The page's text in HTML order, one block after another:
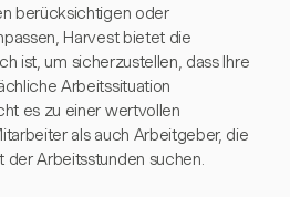
berücksichtigen oder
Harvest bietet die
ist, um sicherzustellen, dass Ihre
Arbeitssituation
es zu einer wertvollen
als auch Arbeitgeber, die
der Arbeitsstunden suchen.